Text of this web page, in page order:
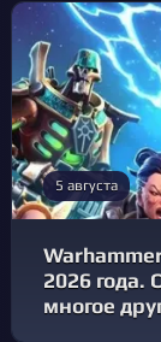
5 августа
2026
многое